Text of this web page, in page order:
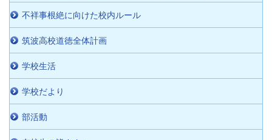
不祥事根絶に向けた校内ルール
筑波高校道徳全体計画
学校生活
学校だより
部活動